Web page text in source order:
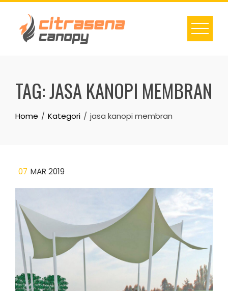
Skip
content
TAG:JASA KANOPI MEMBRAN
Home Kategori jasa kanopi membran
07 MAR 2019